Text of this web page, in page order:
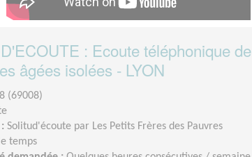
: Ecoute téléphonique de
âgées isolées - LYON
(69008)
Solitud'écoute par Les Petits Frères des Pauvres
temps